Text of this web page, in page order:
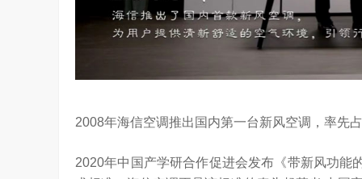
2008年海信空调推出国内第一台新风空调，率先
2020年中国产学研合作促进会发布《带新风功能